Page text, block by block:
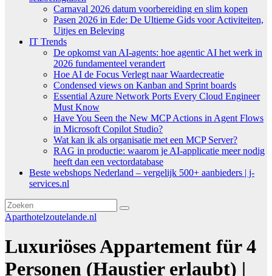
Carnaval 2026 datum voorbereiding en slim kopen
Pasen 2026 in Ede: De Ultieme Gids voor Activiteiten,
Uitjes en Beleving
IT Trends
De opkomst van AI-agents: hoe agentic AI het werk in
2026 fundamenteel verandert
Hoe AI de Focus Verlegt naar Waardecreatie
Condensed views on Kanban and Sprint boards
Essential Azure Network Ports Every Cloud Engineer
Must Know
Have You Seen the New MCP Actions in Agent Flows
in Microsoft Copilot Studio?
Wat kan ik als organisatie met een MCP Server?
RAG in productie: waarom je AI-applicatie meer nodig
heeft dan een vectordatabase
Beste webshops Nederland – vergelijk 500+ aanbieders | j-
services.nl
Aparthotelzoutelande.nl
Luxuriöses Appartement für 4
Personen (Haustier erlaubt) |